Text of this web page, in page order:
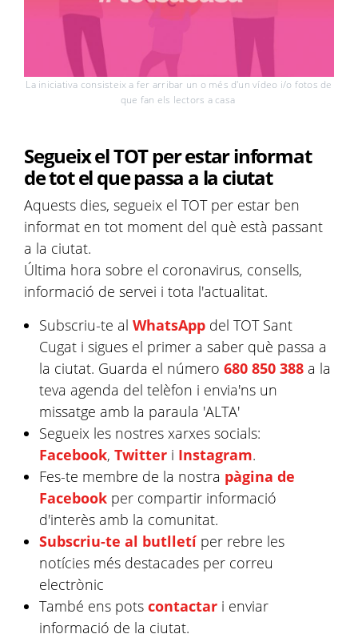
La iniciativa consisteix a fer arribar un o més d'un vídeo i/o fotos de
que fan els lectors a casa
Segueix el TOT per estar informat
de tot el que passa a la ciutat
Aquests dies, segueix el TOT per estar ben
informat en tot moment del què està passant
a la ciutat.
Última hora sobre el coronavirus, consells,
informació de servei i tota l'actualitat.
Subscriu-te alWhatsApp del TOT Sant
Cugat i sigues el primer a saber què passa a
la ciutat. Guarda el número680 850 388 a la
teva agenda del telèfon i envia'ns un
missatge amb la paraula 'ALTA'
Segueix les nostres xarxes socials:
Facebook,Twitter i Instagram.
Fes-te membre de la nostra pàgina de
Facebook per compartir informació
d'interès amb la comunitat.
Subscriu-te al butlletíper rebre les
notícies més destacades per correu
electrònic
També ens potscontactar i enviar
informació de la ciutat.